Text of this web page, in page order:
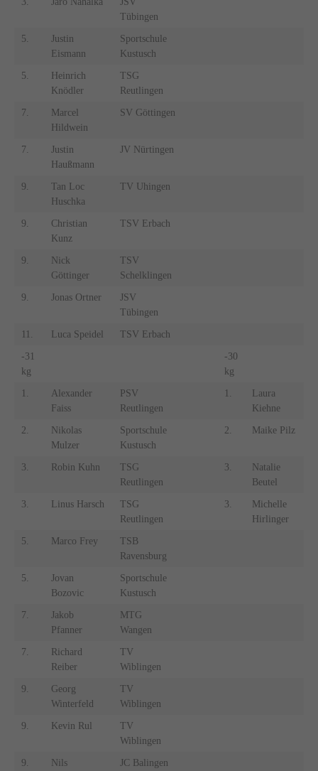
Tübingen
5.
Justin
Eismann
Sportschule
Kustusch
5.
Heinrich
Knödler
TSG
Reutlingen
7.
Marcel
Hildwein
SV Göttingen
7.
Justin
Haußmann
JV Nürtingen
9.
Tan Loc
Huschka
TV Uhingen
9.
Christian
Kunz
TSV Erbach
9.
Nick
Göttinger
TSV
Schelklingen
9. Jonas Ortner
JSV
Tübingen
11. Luca Speidel TSV Erbach
-31
kg
-30
kg
1.
Alexander
Faiss
PSV
Reutlingen
1.
Laura
Kiehne
2.
Nikolas
Mulzer
Sportschule
Kustusch
2. Maike Pilz
3. Robin Kuhn
TSG
Reutlingen
3.
Natalie
Beutel
3. Linus Harsch
TSG
Reutlingen
3.
Michelle
Hirlinger
5. Marco Frey
TSB
Ravensburg
5.
Jovan
Bozovic
Sportschule
Kustusch
7.
Jakob
Pfanner
MTG
Wangen
7.
Richard
Reiber
TV
Wiblingen
9.
Georg
Winterfeld
TV
Wiblingen
9. Kevin Rul
TV
Wiblingen
9.
Nils
JC Balingen